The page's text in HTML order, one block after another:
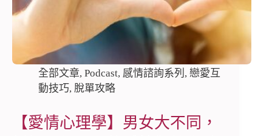
全部文章, Podcast, 感情諮詢系列 , 戀愛互
動技巧, 脫單攻略
【愛情心理學】男女大不同，